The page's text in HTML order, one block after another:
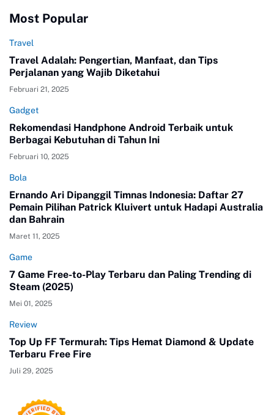
Most Popular
Travel
Travel Adalah: Pengertian, Manfaat, dan Tips
Perjalanan yang Wajib Diketahui
Februari 21, 2025
Gadget
Rekomendasi Handphone Android Terbaik untuk
Berbagai Kebutuhan di Tahun Ini
Februari 10, 2025
Bola
Ernando Ari Dipanggil Timnas Indonesia: Daftar 27
Pemain Pilihan Patrick Kluivert untuk Hadapi Australia
dan Bahrain
Maret 11, 2025
Game
7 Game Free-to-Play Terbaru dan Paling Trending di
Steam (2025)
Mei 01, 2025
Review
Top Up FF Termurah: Tips Hemat Diamond & Update
Terbaru Free Fire
Juli 29, 2025